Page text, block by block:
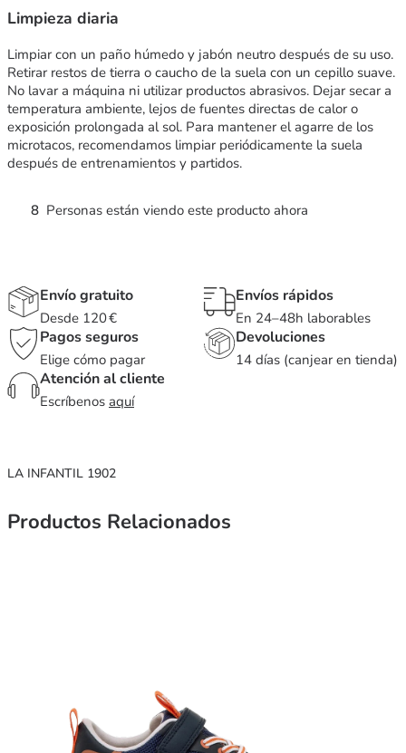
Limpieza diaria
Limpiar con un paño húmedo y jabón neutro después de su uso.
Retirar restos de tierra o caucho de la suela con un cepillo suave.
No lavar a máquina ni utilizar productos abrasivos. Dejar secar a
temperatura ambiente, lejos de fuentes directas de calor o
exposición prolongada al sol. Para mantener el agarre de los
microtacos, recomendamos limpiar periódicamente la suela
después de entrenamientos y partidos.
8 Personas están viendo este producto ahora
Envío gratuito
Desde 120 €
Envíos rápidos
En 24–48h laborables
Pagos seguros
Elige cómo pagar
Devoluciones
14 días (canjear en tienda)
Atención al cliente
Escríbenos aquí
LA INFANTIL 1902
Productos Relacionados